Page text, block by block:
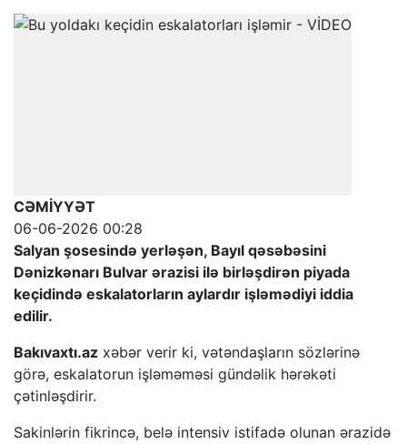
CƏMİYYƏT
06-06-2026 00:28
Salyan şosesində yerləşən, Bayıl qəsəbəsini
Dənizkənarı Bulvar ərazisi ilə birləşdirən piyada
keçidində eskalatorların aylardır işləmədiyi iddia
edilir.
Bakıvaxtı.az xəbər verir ki, vətəndaşların sözlərinə
görə, eskalatorun işləməməsi gündəlik hərəkəti
çətinləşdirir.
Sakinlərin fikrincə, belə intensiv istifadə olunan ərazidə